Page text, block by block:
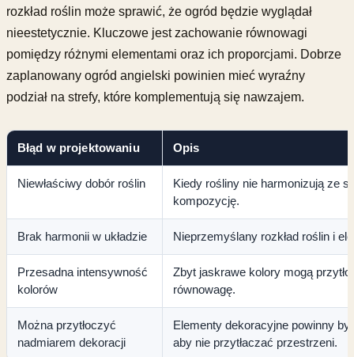
rozkład roślin może sprawić, że ogród będzie wyglądał
nieestetycznie. Kluczowe jest zachowanie równowagi
pomiędzy różnymi elementami oraz ich proporcjami. Dobrze
zaplanowany ogród angielski powinien mieć wyraźny
podział na strefy, które komplementują się nawzajem.
Błąd w projektowaniu Opis
Niewłaściwy dobór roślin
Kiedy rośliny nie harmonizują ze
kompozycję.
Brak harmonii w układzie Nieprzemyślany rozkład roślin i
Przesadna intensywność
kolorów
Zbyt jaskrawe kolory mogą
równowagę.
Można przytłoczyć
nadmiarem dekoracji
Elementy dekoracyjne powinny
aby nie przytłaczać przestrzeni.